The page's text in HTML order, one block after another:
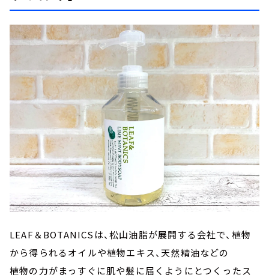
LEAF＆BOTANICSは、松山油脂が展開する会社で、植物
から得られるオイルや植物エキス、天然精油などの
植物の力がまっすぐに肌や髪に届くようにとつくったス